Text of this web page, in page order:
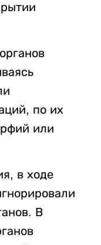
по их
или
в ходе
В